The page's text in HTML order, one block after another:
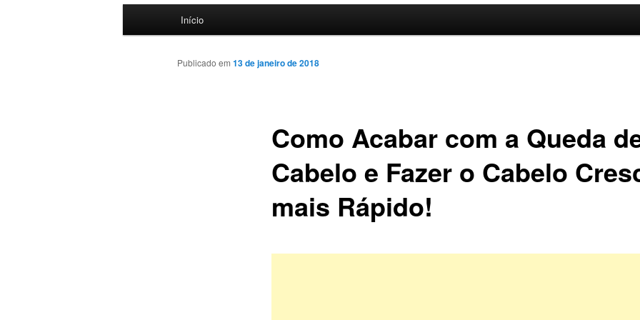
Início
Como Acabar com a Queda
Cabelo e Fazer o Cabelo
mais Rápido!
Publicado em 13 de janeiro de 2018